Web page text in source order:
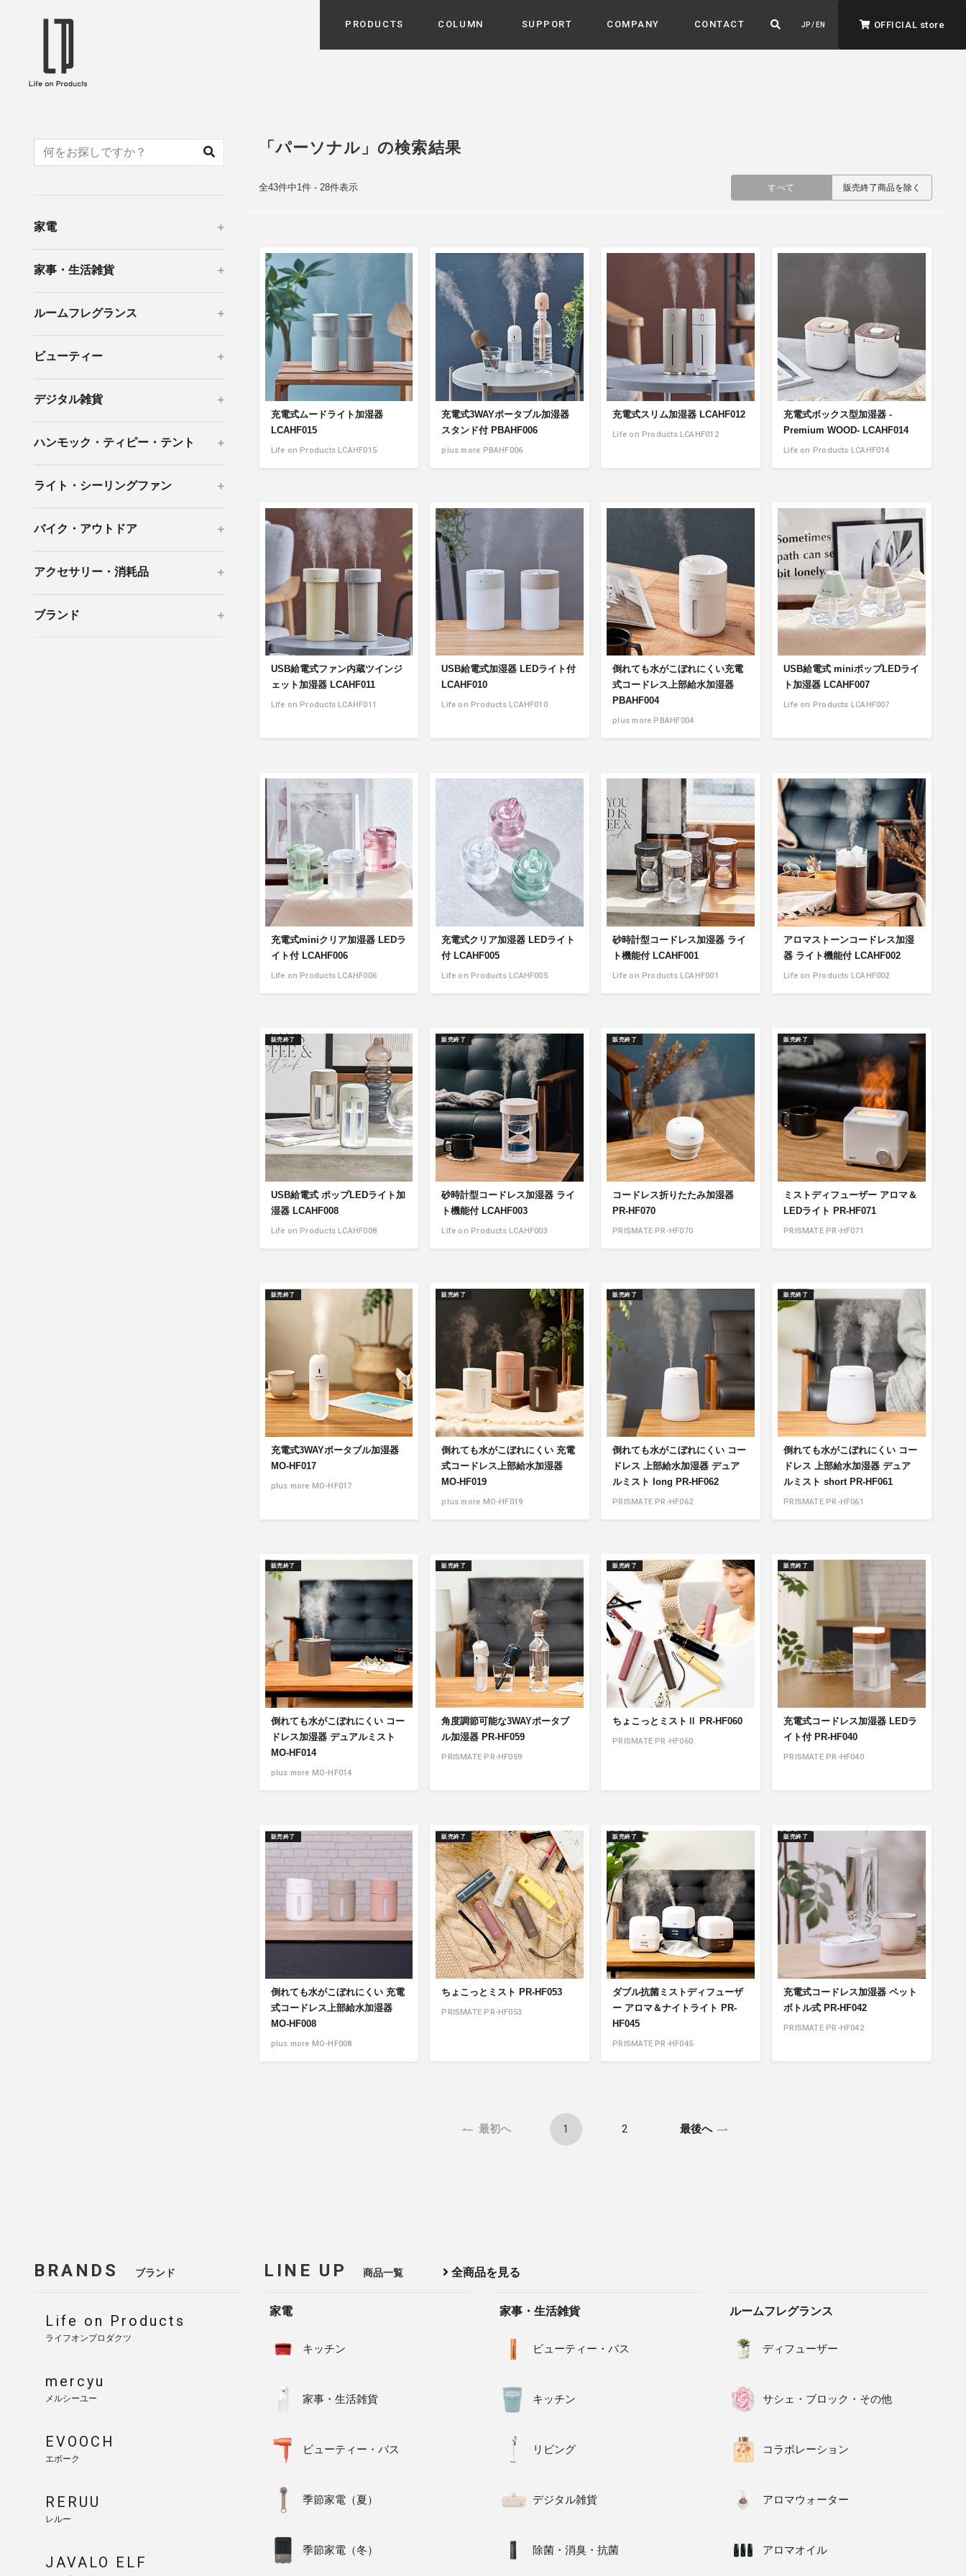
PRODUCTS
EVOOCH RERUU
テリー / アダプター etc
キッチン家電 / 加湿器 / ハンディファ
Sifflus
ハンモック / ティピー / テント etc
陶器エコ加湿器 etc
TOUCHBeauty
美顔器 / 多機能ブラシ / ドライヤー
ハンモック・ティピー・テント
ライト・シーリングファン
バイク・アウトドア
アクセサリー・消耗品
ブランド
商品情報TOPへ
全商品一覧を見る
COLUMN SUPPORT COMPANY
Life on Productsについて
SDGs
SDGsへの取り組み
CONTACT JP / EN OFFICIAL store
「パーソナル」の検索結果
すべて 販売終了商品を除く
全43件中1件 - 28件表示
充電式ムードライト加湿器
LCAHF015
Life on Products LCAHF015
充電式3WAYポータブル加湿器
スタンド付 PBAHF006
plus more PBAHF006
充電式スリム加湿器 LCAHF012
Life on Products LCAHF012
充電式ボックス型加湿器 -
Premium WOOD- LCAHF014
Life on Products LCAHF014
USB給電式ファン内蔵ツインジ
ェット加湿器 LCAHF011
Life on Products LCAHF011
USB給電式加湿器 LEDライト付
LCAHF010
Life on Products LCAHF010
倒れても水がこぼれにくい充電
式コードレス上部給水加湿器
PBAHF004
plus more PBAHF004
USB給電式 miniポップLEDライ
ト加湿器 LCAHF007
Life on Products LCAHF007
充電式miniクリア加湿器 LEDラ
イト付 LCAHF006
Life on Products LCAHF006
充電式クリア加湿器 LEDライト
付 LCAHF005
Life on Products LCAHF005
砂時計型コードレス加湿器 ライ
ト機能付 LCAHF001
Life on Products LCAHF001
アロマストーンコードレス加湿
器 ライト機能付 LCAHF002
Life on Products LCAHF002
USB給電式 ポップLEDライト加
湿器 LCAHF008
Life on Products LCAHF008
販売終了
砂時計型コードレス加湿器 ライ
ト機能付 LCAHF003
Life on Products LCAHF003
販売終了
コードレス折りたたみ加湿器
PR-HF070
PRISMATE PR-HF070
販売終了
ミストディフューザー アロマ＆
LEDライト PR-HF071
PRISMATE PR-HF071
販売終了
充電式3WAYポータブル加湿器
MO-HF017
plus more MO-HF017
販売終了
倒れても水がこぼれにくい 充電
式コードレス上部給水加湿器
MO-HF019
plus more MO-HF019
販売終了
倒れても水がこぼれにくい コー
ドレス 上部給水加湿器 デュア
ルミスト long PR-HF062
PRISMATE PR-HF062
販売終了
倒れても水がこぼれにくい コー
ドレス 上部給水加湿器 デュア
ルミスト short PR-HF061
PRISMATE PR-HF061
販売終了
倒れても水がこぼれにくい コー
ドレス加湿器 デュアルミスト
MO-HF014
plus more MO-HF014
販売終了
角度調節可能な3WAYポータブ
ル加湿器 PR-HF059
PRISMATE PR-HF059
販売終了
ちょこっとミストⅡ PR-HF060
PRISMATE PR-HF060
販売終了
充電式コードレス加湿器 LEDラ
イト付 PR-HF040
PRISMATE PR-HF040
販売終了
倒れても水がこぼれにくい 充電
式コードレス上部給水加湿器
MO-HF008
plus more MO-HF008
販売終了
ちょこっとミスト PR-HF053
PRISMATE PR-HF053
販売終了
ダブル抗菌ミストディフューザ
ー アロマ＆ナイトライト PR-
HF045
PRISMATE PR-HF045
販売終了
充電式コードレス加湿器 ペット
ボトル式 PR-HF042
PRISMATE PR-HF042
販売終了
最初へ 1 2 最後へ
家電
家事・生活雑貨
ルームフレグランス
ビューティー
デジタル雑貨
ハンモック・ティピー・テント
ライト・シーリングファン
バイク・アウトドア
アクセサリー・消耗品
ブランド
BRANDS ブランド
Life on Products
ライフオンプロダクツ
mercyu
メルシーユー
EVOOCH
エボーク
RERUU
レルー
JAVALO ELF
LINE UP 商品一覧 全商品を見る
家電
キッチン
家事・生活雑貨
ビューティー・バス
季節家電（夏）
季節家電（冬）
家事・生活雑貨
ビューティー・バス
キッチン
リビング
デジタル雑貨
除菌・消臭・抗菌
ルームフレグランス
ディフューザー
サシェ・ブロック・その他
コラボレーション
アロマウォーター
アロマオイル